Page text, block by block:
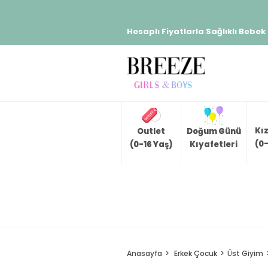
Hesaplı Fiyatlarla Sağlıklı
Outlet
(0-16 Yaş)
Doğum Günü
Kıyafetleri
Anasayfa Erkek Çocuk Üst Giyim